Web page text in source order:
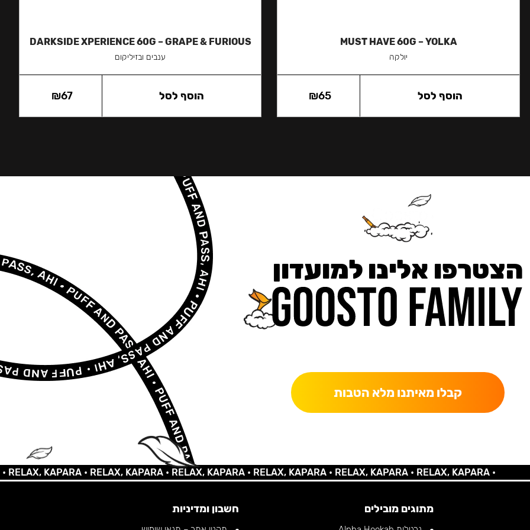
MUST HAVE 60G – YOLKA
יולקה
₪65 הוסף לסל
DARKSIDE XPERIENCE 60G – GRAPE & FURIOUS
ענבים ובזיליקום
₪67 הוסף לסל
הצטרפו אלינו למועדון
קבלו מאיתנו מלא הטבות
KAPARA •RELAX, KAPARA •RELAX, KAPARA •RELAX, KAPARA •RELAX, KAPARA •RELAX, KAPARA •
מתוגים מובילים חשבון ומדיניות